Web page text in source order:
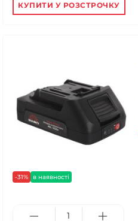
КУПИТИ У РОЗСТРОЧКУ
-31% в наявності